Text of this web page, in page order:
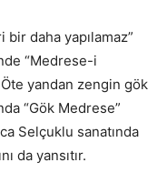
daha yapılamaz”
“Medrese-i
yandan zengin gök
“Gök Medrese”
Selçuklu sanatında
da yansıtır.